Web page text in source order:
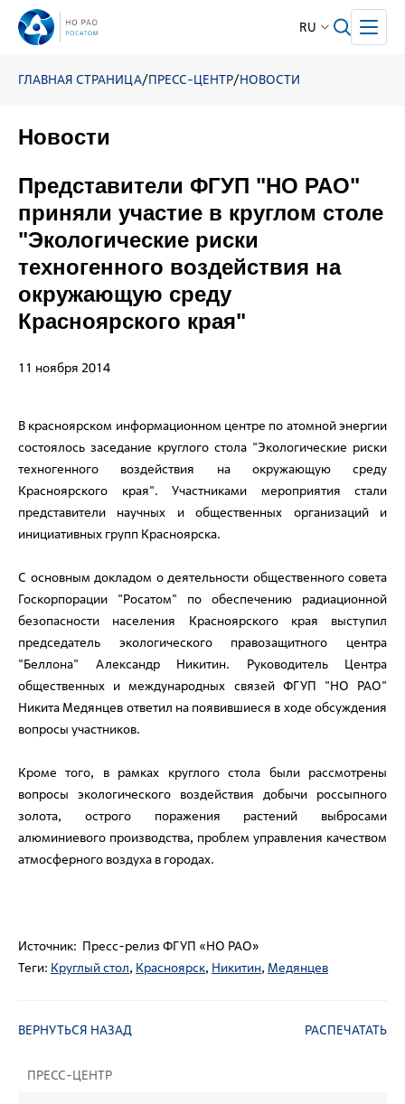
RU
ГЛАВНАЯ СТРАНИЦА/ПРЕСС-ЦЕНТР/НОВОСТИ
ПРЕСС-ЦЕНТР
Новости
Представители ФГУП "НО РАО"
приняли участие в круглом столе
"Экологические риски
техногенного воздействия на
окружающую среду
Красноярского края"
11 ноября 2014
В красноярском информационном центре по атомной энергии
состоялось заседание круглого стола "Экологические риски
техногенного воздействия на окружающую среду
Красноярского края". Участниками мероприятия стали
представители научных и общественных организаций и
инициативных групп Красноярска.
С основным докладом о деятельности общественного совета
Госкорпорации "Росатом" по обеспечению радиационной
безопасности населения Красноярского края выступил
председатель экологического правозащитного центра
"Беллона" Александр Никитин. Руководитель Центра
общественных и международных связей ФГУП "НО РАО"
Никита Медянцев ответил на появившиеся в ходе обсуждения
вопросы участников.
Кроме того, в рамках круглого стола были рассмотрены
вопросы экологического воздействия добычи россыпного
золота, острого поражения растений выбросами
алюминиевого производства, проблем управления качеством
атмосферного воздуха в городах.
Источник: Пресс-релиз ФГУП «НО РАО»
Теги: Круглый стол, Красноярск, Никитин, Медянцев
ВЕРНУТЬСЯ НАЗАД РАСПЕЧАТАТЬ